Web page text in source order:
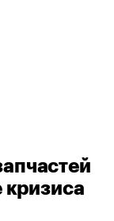
кризиса